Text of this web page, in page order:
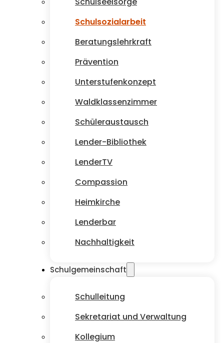
Schulsozialarbeit
Beratungslehrkraft
Prävention
Unterstufenkonzept
Waldklassenzimmer
Schüleraustausch
Lender-Bibliothek
LenderTV
Compassion
Heimkirche
Lenderbar
Nachhaltigkeit
Schulgemeinschaft
Schulleitung
Sekretariat und Verwaltung
Kollegium